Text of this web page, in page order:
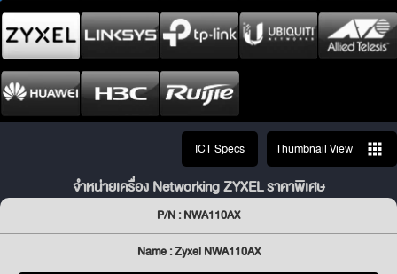
ICT Specs Thumbnail View
จำหน่ายเครื่อง Networking ZYXEL ราคาพิเศษ
P/N : NWA110AX
Name : Zyxel NWA110AX